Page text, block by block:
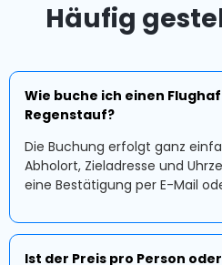
Häufig
Wie buche ich einen
Regenstauf?
Die Buchung erfolgt ganz
Abholort, Zieladresse und
eine Bestätigung per E-Mail
Ist der Preis pro Person